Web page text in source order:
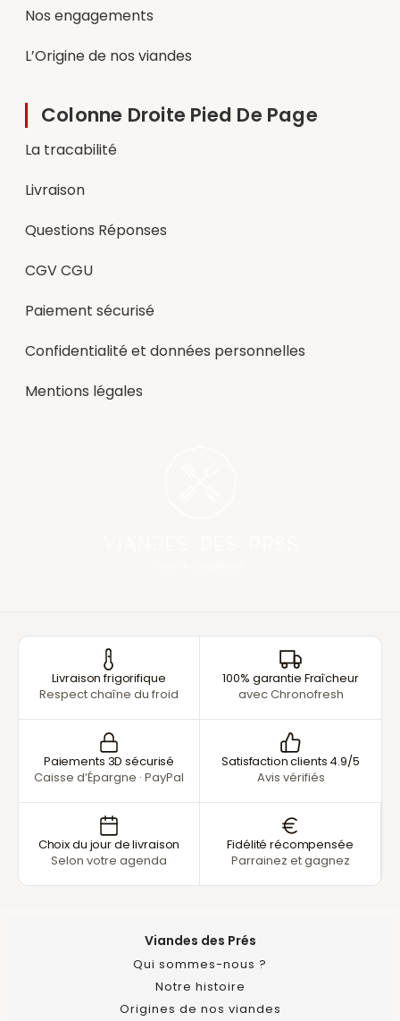
Nos engagements
L’Origine de nos viandes
Colonne Droite Pied De Page
La tracabilité
Livraison
Questions Réponses
CGV CGU
Paiement sécurisé
Confidentialité et données personnelles
Mentions légales
Livraison frigorifique
Respect chaîne du froid
100% garantie Fraîcheur
avec Chronofresh
Paiements 3D sécurisé
Caisse d’Épargne · PayPal
Satisfaction clients 4.9/5
Avis vérifiés
Choix du jour de livraison
Selon votre agenda
Fidélité récompensée
Parrainez et gagnez
Viandes des Prés
Qui sommes-nous ?
Notre histoire
Origines de nos viandes